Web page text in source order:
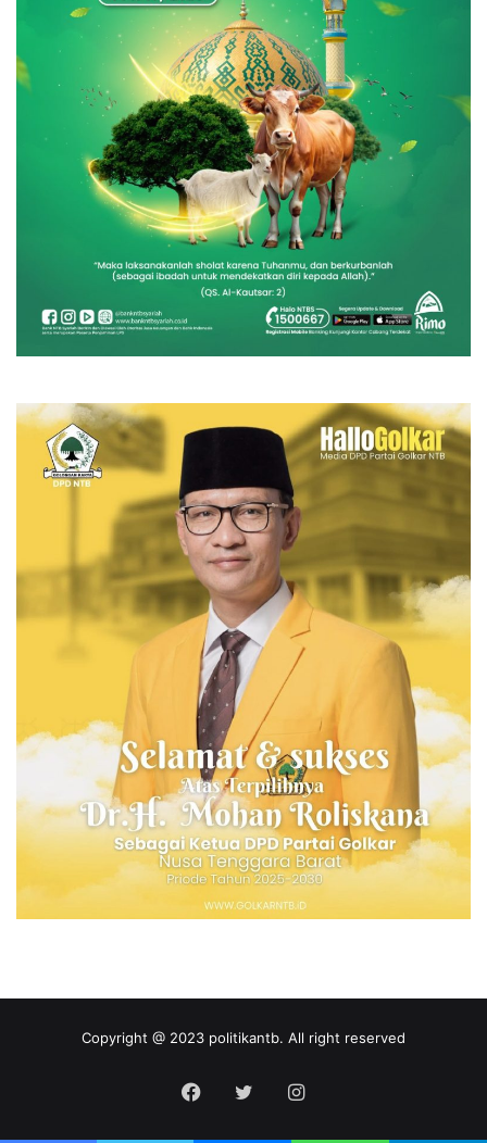
Copyright @ 2023 politikantb. All right reserved
Facebook
TwitterInstagram